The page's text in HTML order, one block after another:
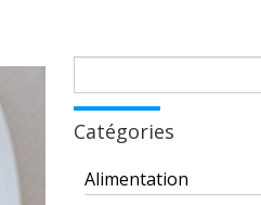
Catégories
Alimentation